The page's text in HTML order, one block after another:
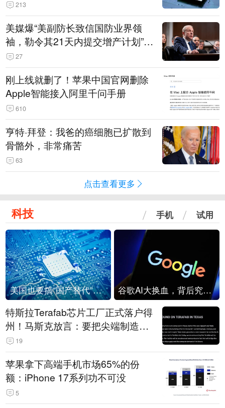
213
美媒爆“美副防长致信国防业界领
袖，勒令其21天内提交增产计划”，
五角大楼回应
27
刚上线就删了！苹果中国官网删除
Apple智能接入阿里千问手册
610
亨特·拜登：我爸的癌细胞已扩散到
骨骼外，非常痛苦
63
点击查看更多
科技 手机 试用
美国也要搞“国产替代”？先算清三笔账 谷歌AI大换血，背后究竟发生了什么？
特斯拉Terafab芯片工厂正式落户得
州！马斯克放言：要把尖端制造带
回美国
19
苹果拿下高端手机市场65%的份
额：iPhone 17系列功不可没
5